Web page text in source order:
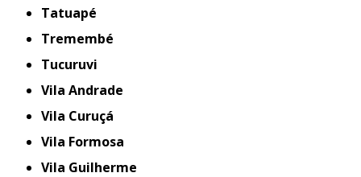
Tatuapé
Tremembé
Tucuruvi
Vila Andrade
Vila Curuçá
Vila Formosa
Vila Guilherme